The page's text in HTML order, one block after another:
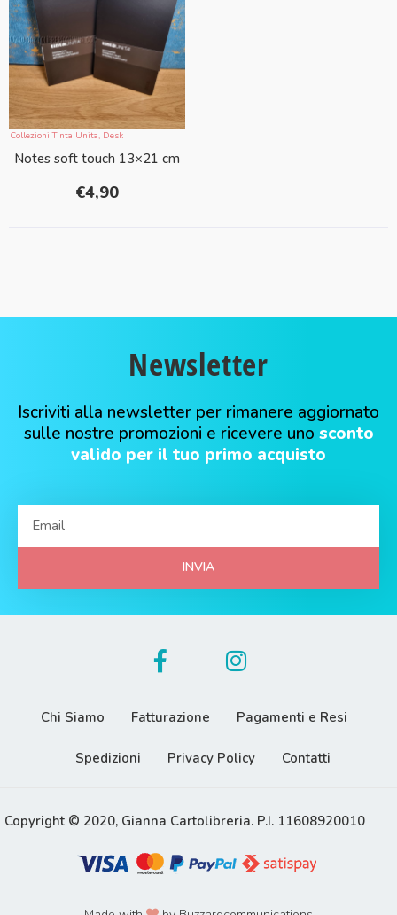
Collezioni Tinta Unita, Desk
Notes soft touch 13×21 cm
€4,90
Newsletter
Iscriviti alla newsletter per rimanere aggiornato
sulle nostre promozioni e ricevere uno sconto
valido per il tuo primo acquisto
INVIA
Chi Siamo Fatturazione Pagamenti e Resi
Spedizioni Privacy Policy Contatti
Copyright © 2020, Gianna Cartolibreria. P.I. 11608920010